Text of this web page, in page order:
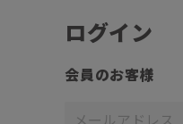
ログイン
会員のお客様